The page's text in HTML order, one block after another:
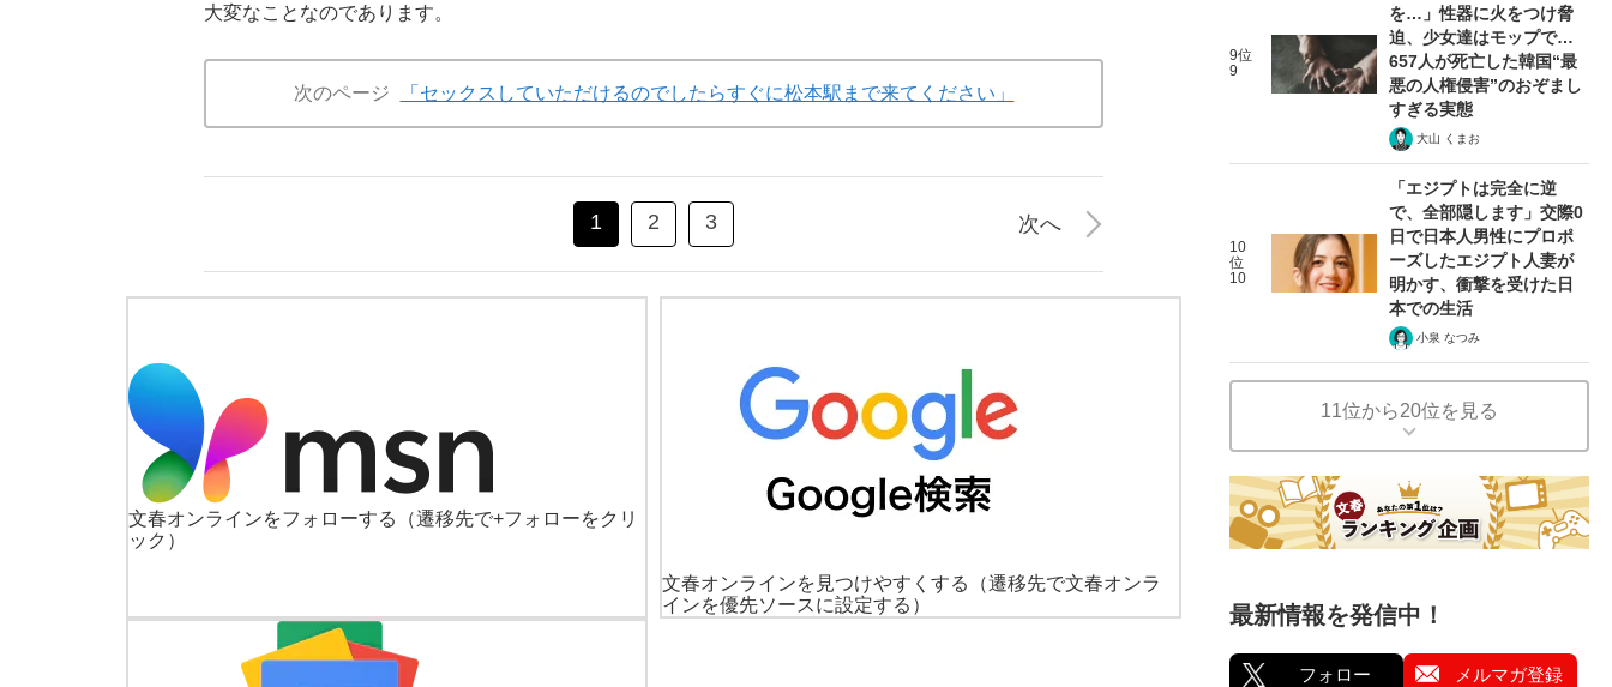
大変なことなのであります。
次のページ 「セックスしていただけるのでしたらすぐに松本駅まで来てください」
1 2 3 次へ
文春オンラインをフォローする
（遷移先で+フォローをクリ
ック）
文春オンラインを見つけやすくする
（遷移先で文春オンラ
インを優先ソースに設定する）
9位
9
を…」性器に火をつけ脅
迫、少女達はモップで…
657人が死亡した韓国“最
悪の人権侵害”のおぞまし
すぎる実態
大山 くまお
10
位
10
「エジプトは完全に逆
で、全部隠します」交際0
日で日本人男性にプロポ
ーズしたエジプト人妻が
明かす、衝撃を受けた日
本での生活
小泉 なつみ
11位から20位を見る
最新情報を発信中！
フォロー メルマガ登録